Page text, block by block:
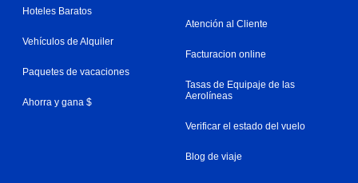
Hoteles Baratos
Vehículos de Alquiler
Paquetes de vacaciones
Ahorra y gana $
Atención al Cliente
Facturacion online
Tasas de Equipaje de las
Aerolíneas
Verificar el estado del vuelo
Blog de viaje